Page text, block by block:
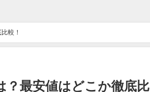
較！
？最安値はどこか徹底比